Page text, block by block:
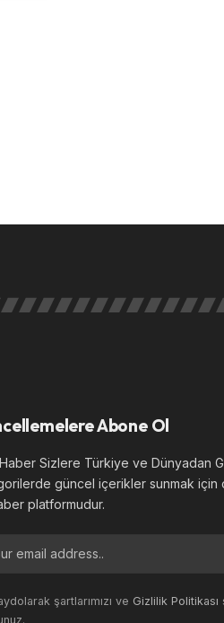
Abone Ol
Sizlere Türkiye ve Dünyadan
güncel içerikler sunmak için
platformudur.
şartlarımızı ve Gizlilik Politikası